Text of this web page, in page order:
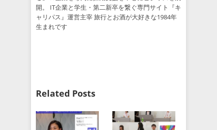
開。 IT企業と学生・第二新卒を繋ぐ専門サイト『キ
ャリパス』運営主宰 旅行とお酒が大好きな1984年
生まれです
Related Posts